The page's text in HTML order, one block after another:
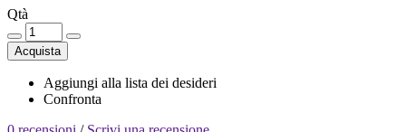
Qtà
Acquista
Aggiungi alla lista dei desideri
Confronta